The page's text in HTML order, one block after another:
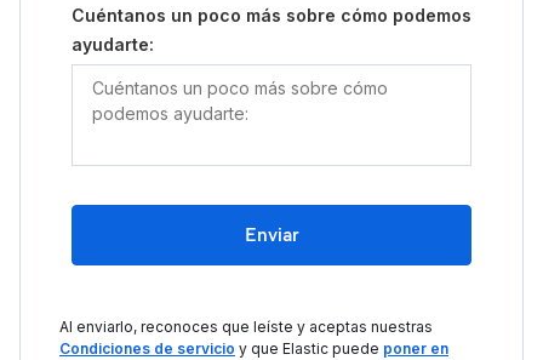
Cuéntanos un poco más sobre cómo podemos
ayudarte:
Enviar
Al enviarlo, reconoces que leíste y aceptas nuestras
Condiciones de servicio y que Elastic puede poner en